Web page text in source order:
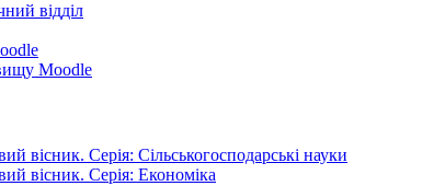
відділ
Moodle
вісник. Серія: Сільськогосподарські науки
вісник. Серія: Економіка